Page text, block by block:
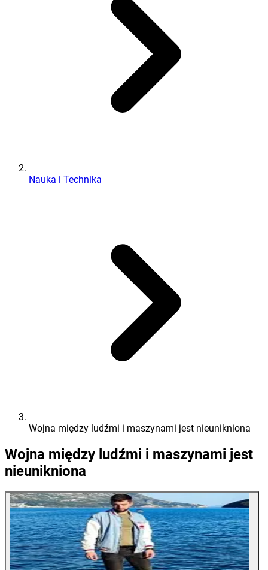
Nauka i Technika
Wojna między ludźmi i maszynami jest nieunikniona
Wojna między ludźmi i maszynami jest
nieunikniona